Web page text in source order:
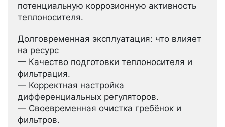
потенциальную коррозионную активность
теплоносителя.
Долговременная эксплуатация: что влияет
на ресурс
— Качество подготовки теплоносителя и
фильтрация.
— Корректная настройка
дифференциальных регуляторов.
— Своевременная очистка гребёнок и
фильтров.